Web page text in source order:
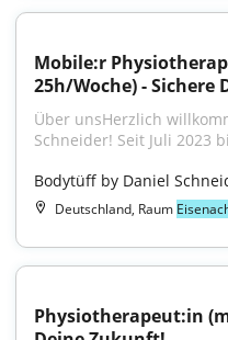
Mobile:r
25h/Woche) -
Über unsHerzlich
Schneider! Seit Juli 2023
Bodytüff by Daniel
Deutschland, Raum
Physiotherapeut:in